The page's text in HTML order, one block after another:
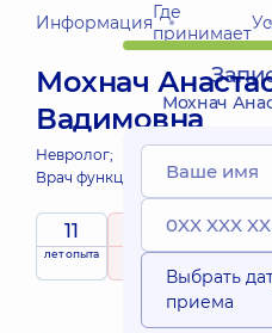
ИнформацияГде
принимает
Мохнач
Вадимовна
Невролог;
Врач функциональной
11
лет опыта
5 / 5
рейтингна основе
50 Отзывы
Мохнач
Выбрать
приема